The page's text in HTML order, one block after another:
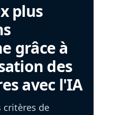
plus
grâce à
des
avec l'IA
critères de